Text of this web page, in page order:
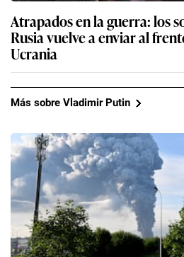
Atrapados en la guerra: los
Rusia vuelve a enviar al
Ucrania
Más sobre Vladimir Putin